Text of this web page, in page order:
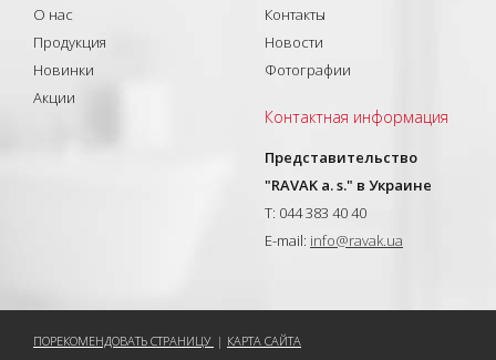
О нас
Продукция
Новинки
Акции
Контакты
Новости
Фотографии
Контактная информация
Представительство
"RAVAK a. s." в Украине
T: 044 383 40 40
E-mail: info@ravak.ua
ПОРЕКОМЕНДОВАТЬ СТРАНИЦУ | КАРТА САЙТА